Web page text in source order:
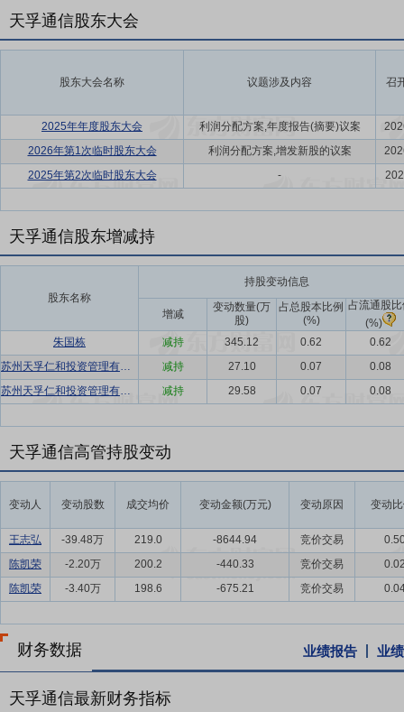
天孚通信股东大会
股东大会名称 议题涉及内容 召
2025年年度股东大会 利润分配方案,年度报告(摘要)议案
2026年第1次临时股东大会
利润分配方案,增发新股的议案
2025年第2次临时股东大会
-
天孚通信股东增减持
股东名称
持股变动信息
增减
变动数量(万
股)
占总股本比例
(%)
占流通股
(%)
朱国栋
减持 345.12 0.62
0.62
苏州天孚仁和投资管理有限公司
减持 27.10 0.07
0.08
苏州天孚仁和投资管理有限公司
减持 29.58 0.07 0.08
天孚通信高管持股变动
变动人 变动股数 成交均价 变动金额(万元) 变动原因 变动
王志弘 -39.48万 219.0 -8644.94 竞价交易
陈凯荣
-2.20万 200.2 -440.33 竞价交易
陈凯荣
-3.40万 198.6 -675.21 竞价交易
财务数据 业绩报告 业
天孚通信最新财务指标